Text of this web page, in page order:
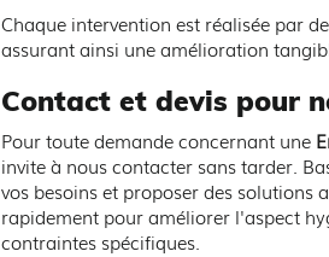
Chaque intervention est réalisée par
assurant ainsi une amélioration
Contact et devis pour
Pour toute demande concernant une
invite à nous contacter sans tarder.
vos besoins et proposer des solutions
rapidement pour améliorer l'aspect
contraintes spécifiques.